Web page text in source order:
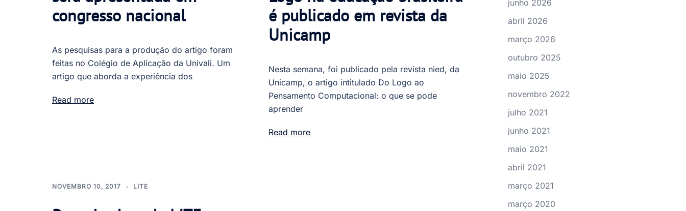
congresso nacional
As pesquisas para a produção do artigo foram
feitas no Colégio de Aplicação da Univali. Um
artigo que aborda a experiência dos
Read more
é publicado em revista da
Unicamp
Nesta semana, foi publicado pela revista nied, da
Unicamp, o artigo intitulado Do Logo ao
Pensamento Computacional: o que se pode
aprender
Read more
NOVEMBRO 10, 2017 LITE
junho 2026
abril 2026
março 2026
outubro 2025
maio 2025
novembro 2022
julho 2021
junho 2021
maio 2021
abril 2021
março 2021
março 2020